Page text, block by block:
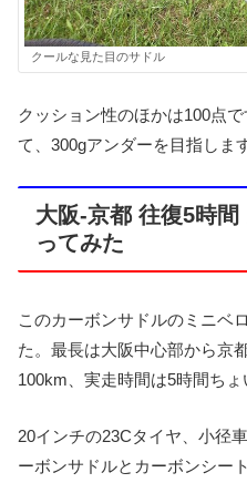
クールな見た目のサドル
クッション性のほかは100点
て、300gアンダーを目指しま
大阪-京都 往復5時
ってみた
このカーボンサドルのミニベ
た。最長は大阪中心部から京
100km、実走時間は5時間ちょ
20インチの23Cタイヤ、小径
ーボンサドルとカーボンシー